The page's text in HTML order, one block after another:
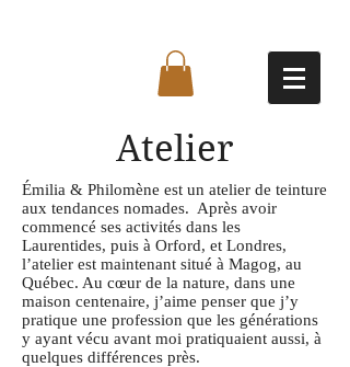
Atelier
Émilia & Philomène est un atelier de teinture
aux tendances nomades. Après avoir
commencé ses activités dans les
Laurentides, puis à Orford, et Londres,
l’atelier est maintenant situé à Magog, au
Québec. Au cœur de la nature, dans une
maison centenaire, j’aime penser que j’y
pratique une profession que les générations
y ayant vécu avant moi pratiquaient aussi, à
quelques différences près.